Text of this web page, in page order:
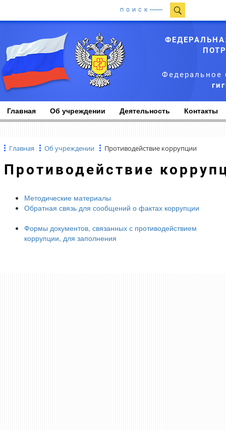
ПОИСК
Федеральное
Главная Об учреждении Деятельность Контакты
Главная Об учреждении Противодействие коррупции
Противодействие
Методические материалы
Обратная связь для сообщений о фактах коррупции
Формы документов, связанных с противодействием
коррупции, для заполнения